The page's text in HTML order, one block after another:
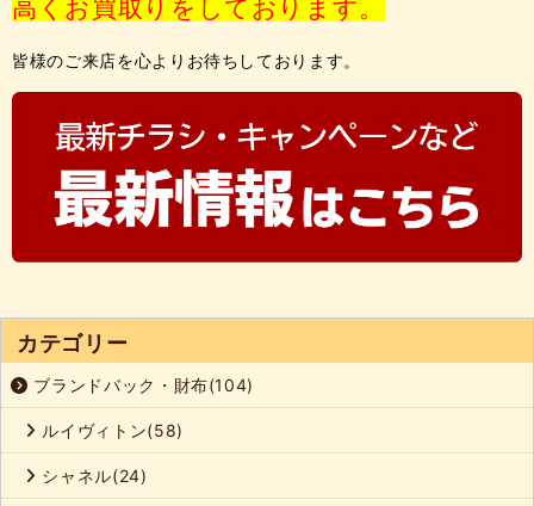
高くお買取りをしております。
皆様のご来店を心よりお待ちしております。
カテゴリー
ブランドバック・財布(104)
ルイヴィトン(58)
シャネル(24)